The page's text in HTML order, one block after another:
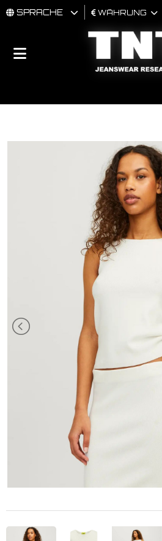
MÄNNER
BRAND
SPRACHE WÄHRUNG